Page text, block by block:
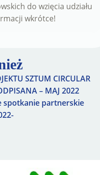
do wzięcia udziału
wkrótce!
SZTUM CIRCULAR
– MAJ 2022
spotkanie partnerskie